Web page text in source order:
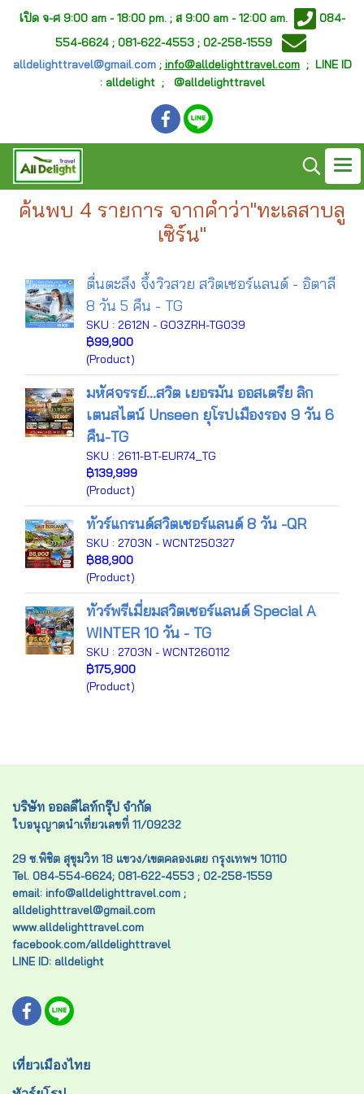
เปิด จ-ศ 9:00 am - 18:00 pm. ; ส 9:00 am - 12:00 am.
084-
554-6624 ; 081-622-4553 ; 02-258-1559
alldelighttravel@gmail.com; info@alldelighttravel.com; LINE ID
: alldelight ; @alldelighttravel
ค้นพบ 4 รายการ จากคำว่า"ทะเลสาบลู
เซิร์น"
ตื่นตะลึง จึ้งวิวสวย สวิตเซอร์แลนด์ - อิตาลี
8 วัน 5 คืน - TG
SKU : 2612N - GO3ZRH-TG039
฿99,900
(Product)
มหัศจรรย์...สวิต เยอรมัน ออสเตรีย ลิก
เตนสไตน์ Unseen ยุโรปเมืองรอง 9 วัน 6
คืน-TG
SKU : 2611-BT-EUR74_TG
฿139,999
(Product)
ทัวร์แกรนด์สวิตเซอร์แลนด์ 8 วัน -QR
SKU : 2703N - WCNT250327
฿88,900
(Product)
ทัวร์พรีเมี่ยมสวิตเซอร์แลนด์ Special A
WINTER 10 วัน - TG
SKU : 2703N - WCNT260112
฿175,900
(Product)
บริษัท ออลดีไลท์กรุ๊ป จำกัด
ใบอนุญาตนำเที่ยวเลขที่ 11/09232
29 ซ.พิชิต สุขุมวิท 18 แขวง/เขตคลองเตย กรุงเทพฯ 10110
Tel. 084-554-6624; 081-622-4553 ; 02-258-1559
email: info@alldelighttravel.com ;
alldelighttravel@gmail.com
www.alldelighttravel.com
facebook.com/alldelighttravel
LINE ID: alldelight
เที่ยวเมืองไทย